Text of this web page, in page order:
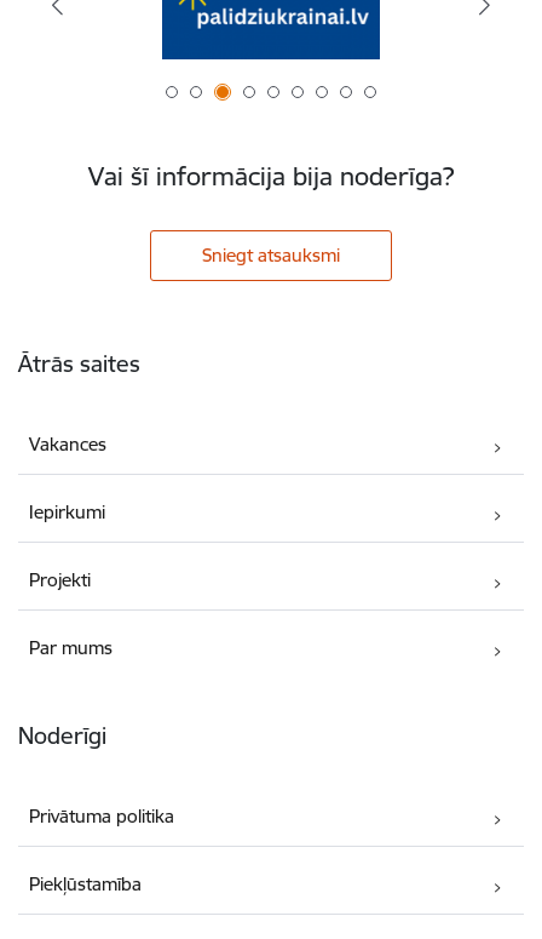
Vai šī informācija bija noderīga?
Sniegt atsauksmi
Ātrās saites
Vakances
Iepirkumi
Projekti
Par mums
Noderīgi
Privātuma politika
Piekļūstamība